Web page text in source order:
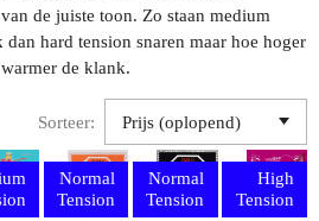
de juiste toon. Zo staan medium
hard tension snaren maar hoe hoger
de klank.
Sorteer:
Normal
Tension
Normal
Tension
High
Tension